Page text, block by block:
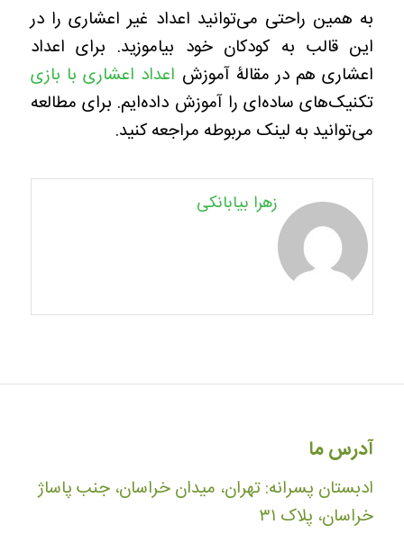
به همین راحتی می‌توانید اعداد غیر اعشاری را در
این قالب به کودکان خود بیاموزید. برای اعداد
اعشاری هم در مقالۀ آموزش اعداد اعشاری با بازی
تکنیک‌های ساده‌ای را آموزش داده‌ایم. برای مطالعه
می‌توانید به لینک مربوطه مراجعه کنید.
زهرا بیابانکی
آدرس ما
ادبستان پسرانه: تهران، میدان خراسان، جنب پاساژ
خراسان، پلاک ۳۱